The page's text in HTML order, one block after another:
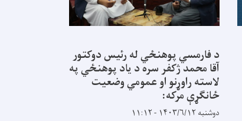
د فارمسي پوهنځي له رئیس دوکتور
آقا محمد ژکفر سره د یاد پوهنځي په
لاسته راوړنو او عمومي وضعیت
ځانګړې مرکه:
دوشنبه ۱۴۰۳/۶/۱۲ - ۱۱:۱۲